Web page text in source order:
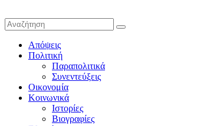
Απόψεις
Πολιτική
Παραπολιτικά
Συνεντεύξεις
Οικονομία
Κοινωνικά
Ιστορίες
Βιογραφίες